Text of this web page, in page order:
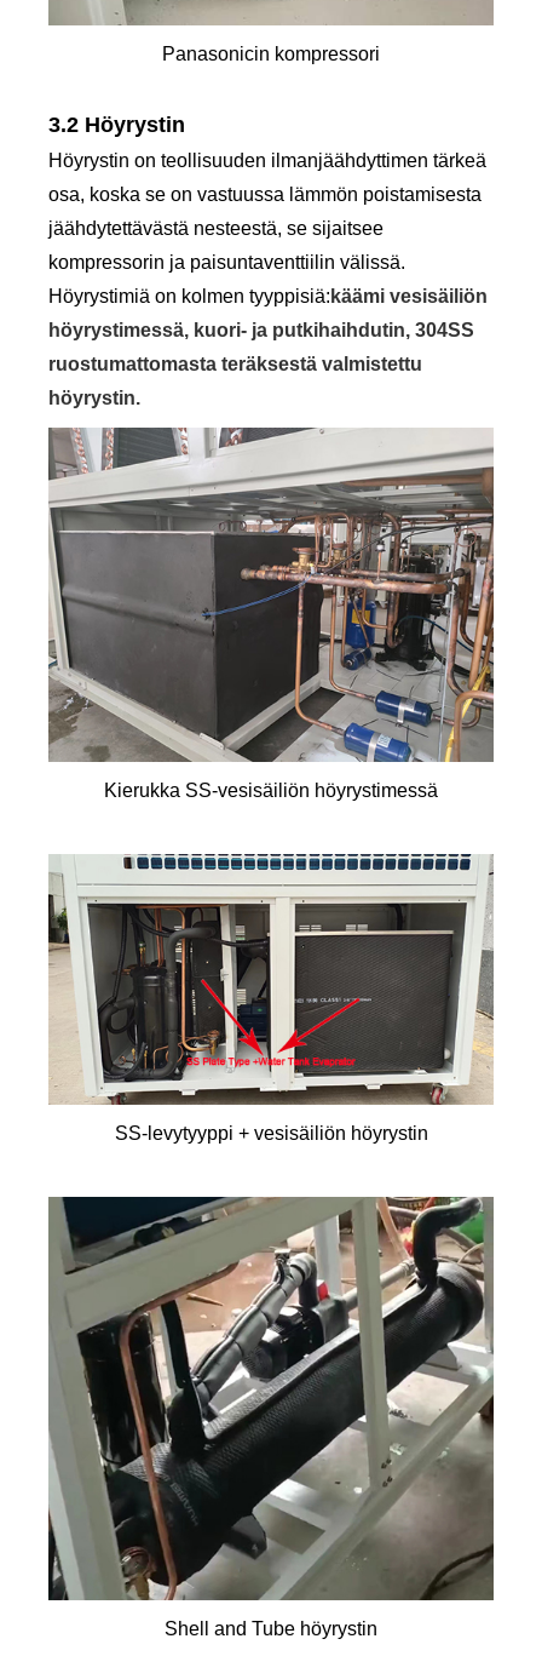
Panasonicin kompressori
3.2 Höyrystin
Höyrystin on teollisuuden ilmanjäähdyttimen tärkeä
osa, koska se on vastuussa lämmön poistamisesta
jäähdytettävästä nesteestä, se sijaitsee
kompressorin ja paisuntaventtiilin välissä.
Höyrystimiä on kolmen tyyppisiä: käämi vesisäiliön
höyrystimessä, kuori- ja putkihaihdutin, 304SS
ruostumattomasta teräksestä valmistettu
höyrystin.
Kierukka SS-vesisäiliön höyrystimessä
SS-levytyyppi + vesisäiliön höyrystin
Shell and Tube höyrystin